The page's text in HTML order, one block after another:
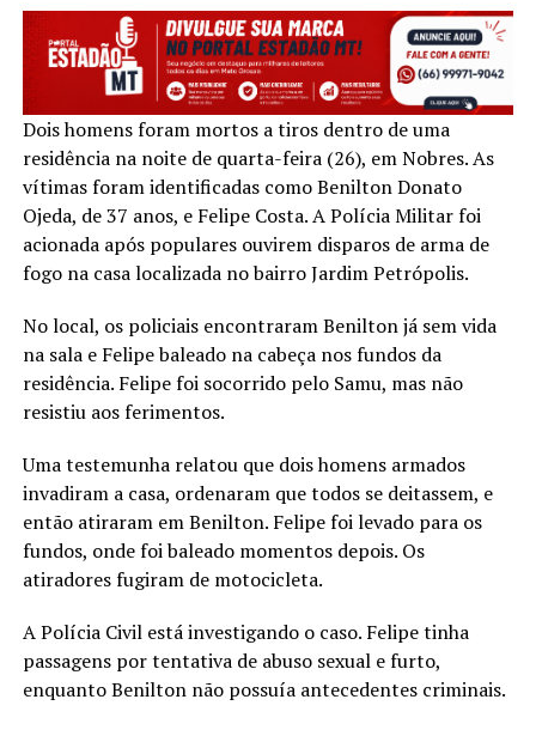
Dois homens foram mortos a tiros dentro de uma
residência na noite de quarta-feira (26), em Nobres. As
vítimas foram identificadas como Benilton Donato
Ojeda, de 37 anos, e Felipe Costa. A Polícia Militar foi
acionada após populares ouvirem disparos de arma de
fogo na casa localizada no bairro Jardim Petrópolis.
No local, os policiais encontraram Benilton já sem vida
na sala e Felipe baleado na cabeça nos fundos da
residência. Felipe foi socorrido pelo Samu, mas não
resistiu aos ferimentos.
Uma testemunha relatou que dois homens armados
invadiram a casa, ordenaram que todos se deitassem, e
então atiraram em Benilton. Felipe foi levado para os
fundos, onde foi baleado momentos depois. Os
atiradores fugiram de motocicleta.
A Polícia Civil está investigando o caso. Felipe tinha
passagens por tentativa de abuso sexual e furto,
enquanto Benilton não possuía antecedentes criminais.